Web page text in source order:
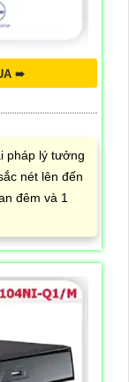
➠
pháp lý tưởng
nét lên đến
đêm và 1